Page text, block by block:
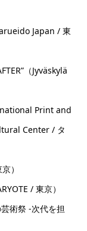
Japan / 東
（Jyväskylä
Print and
Center / タ
）
/ 東京）
術祭 -次代を担